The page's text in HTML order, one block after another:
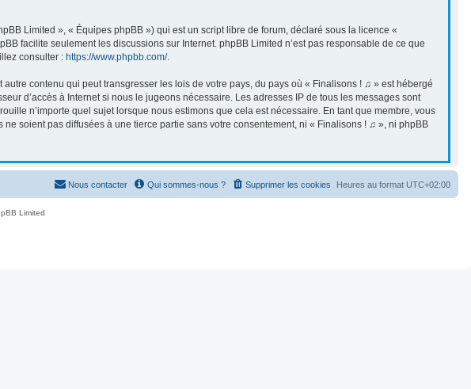
Limited », « Équipes phpBB ») qui est un script libre de forum, déclaré sous la licence «
facilite seulement les discussions sur Internet. phpBB Limited n’est pas responsable de ce que
consulter : https://www.phpbb.com/.
contenu qui peut transgresser les lois de votre pays, du pays où « Finalisons ! ♫ » est hébergé
d’accès à Internet si nous le jugeons nécessaire. Les adresses IP de tous les messages sont
n’importe quel sujet lorsque nous estimons que cela est nécessaire. En tant que membre, vous
soient pas diffusées à une tierce partie sans votre consentement, ni « Finalisons ! ♫ », ni phpBB
Heures au format UTC+02:00
Supprimer les cookies
Qui sommes-nous ?
Nous contacter
Limited